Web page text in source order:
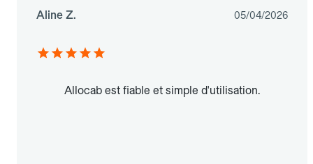
Aline Z. 05/04/2026
Allocab est fiable et simple d'utilisation.